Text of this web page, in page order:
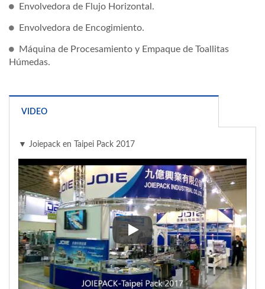
Envolvedora de Flujo Horizontal.
Envolvedora de Encogimiento.
Máquina de Procesamiento y Empaque de Toallitas
Húmedas.
VIDEO
▼ Joiepack en Taipei Pack 2017
▼ Joiepack en Taipei Pack 2017